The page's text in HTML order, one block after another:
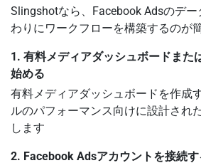
Slingshotなら、Facebook Adsのデー
わりにワークフローを構築するのが
1. 有料メディアダッシュボードまた
始める
有料メディアダッシュボードを作成
ルのパフォーマンス向けに設計され
します
2. Facebook Adsアカウントを接続す